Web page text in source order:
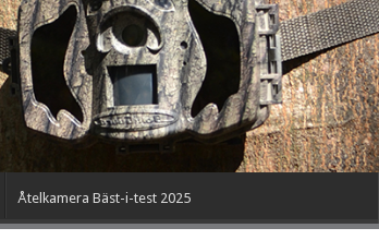
Åtelkamera Bäst-i-test 2025